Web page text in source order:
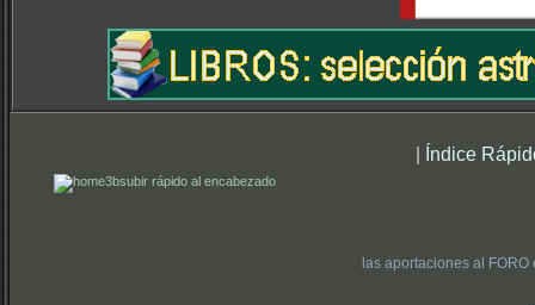
| Índice
subir rápido al encabezado
las aportaciones al